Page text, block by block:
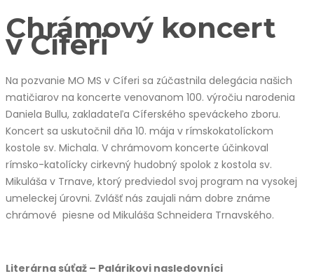
Chrámový koncert
v Cíferi
Na pozvanie MO MS v Cíferi sa zúčastnila delegácia našich
matičiarov na koncerte venovanom 100. výročiu narodenia
Daniela Bullu, zakladateľa Cíferského speváckeho zboru.
Koncert sa uskutočnil dňa 10. mája v rímskokatolíckom
kostole sv. Michala. V chrámovom koncerte účinkoval
rímsko-katolícky cirkevný hudobný spolok z kostola sv.
Mikuláša v Trnave, ktorý predviedol svoj program na vysokej
umeleckej úrovni. Zvlášť nás zaujali nám dobre známe
chrámové piesne od Mikuláša Schneidera Trnavského.
Literárna súťaž – Palárikovi nasledovníci